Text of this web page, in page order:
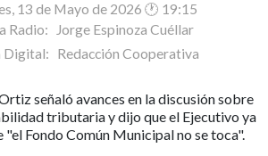
13 de Mayo de 2026 🕐 19:15
Radio:
Jorge Espinoza Cuéllar
Digital: Redacción Cooperativa
señaló avances en la discusión sobre
tributaria y dijo que el Ejecutivo ya
Fondo Común Municipal no se toca".